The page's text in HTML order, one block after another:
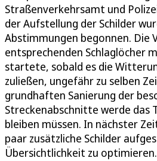
Straßenverkehrsamt und
der Aufstellung der Schilder
Abstimmungen begonnen. Die
entsprechenden Schlaglöcher
startete, sobald es die
zuließen, ungefähr zu selben
grundhaften Sanierung der
Streckenabschnitte werde das
bleiben müssen. In nächster
paar zusätzliche Schilder
Übersichtlichkeit zu optimieren.